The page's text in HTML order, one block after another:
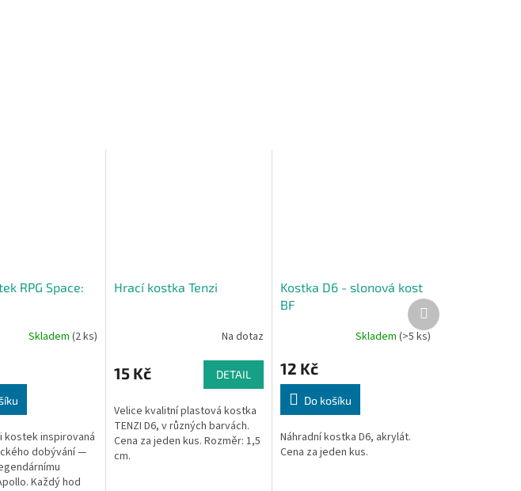
RPG Space:
Skladem (2 ks)
kostek inspirovaná
dobývání —
Každý hod
Hrací kostka Tenzi
Na dotaz
15 Kč DETAIL
Velice kvalitní plastová kostka
TENZI D6, v různých barvách.
Cena za jeden kus. Rozměr: 1,5
cm.
Kostka D6 - slonová kost
BF
Skladem (>5 ks)
12 Kč
Do košíku
Náhradní kostka D6, akrylát.
Cena za jeden kus.
Další
produkt